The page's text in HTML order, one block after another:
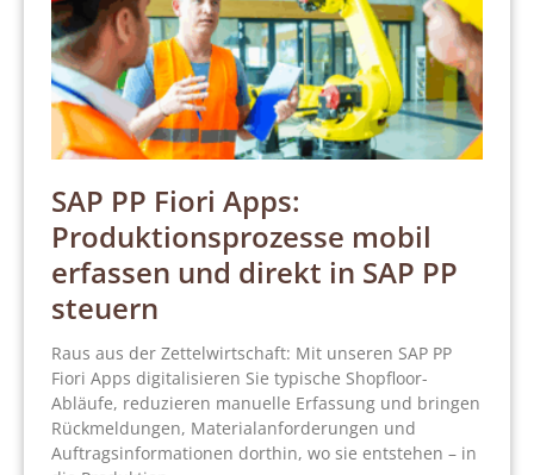
SAP PP Fiori Apps:
Produktionsprozesse mobil
erfassen und direkt in SAP PP
steuern
Raus aus der Zettelwirtschaft: Mit unseren SAP PP
Fiori Apps digitalisieren Sie typische Shopfloor-
Abläufe, reduzieren manuelle Erfassung und bringen
Rückmeldungen, Materialanforderungen und
Auftragsinformationen dorthin, wo sie entstehen – in